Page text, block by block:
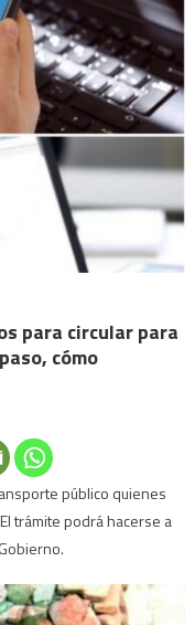
para circular para
cómo
público quienes
trámite podrá hacerse a